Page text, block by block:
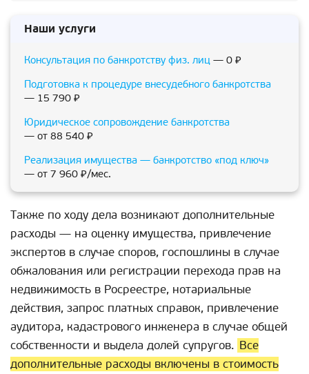
Наши услуги
Консультация по банкротству физ. лиц — 0 ₽
Подготовка к процедуре внесудебного банкротства
— 15 790 ₽
Юридическое сопровождение банкротства
— от 88 540 ₽
Реализация имущества — банкротство «под ключ»
— от 7 960 ₽/мес.
Также по ходу дела возникают дополнительные
расходы — на оценку имущества, привлечение
экспертов в случае споров, госпошлины в случае
обжалования или регистрации перехода прав на
недвижимость в Росреестре, нотариальные
действия, запрос платных справок, привлечение
аудитора, кадастрового инженера в случае общей
собственности и выдела долей супругов. Все
дополнительные расходы включены в стоимость